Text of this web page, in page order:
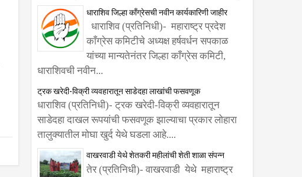
धाराशिव जिल्हा काँग्रेसची नवीन कार्यकारिणी जाहीर
धाराशिव (प्रतिनिधी)- महाराष्ट्र प्रदेश
काँग्रेस कमिटीचे अध्यक्ष हर्षवर्धन सपकाळ
यांच्या मान्यतेनंतर जिल्हा काँग्रेस कमिटी,
धाराशिवची नवीन...
ट्रक खरेदी-विक्री व्यवहारातून साडेदहा लाखांची फसवणूक
धाराशिव (प्रतिनिधी)- ट्रक खरेदी-विक्री व्यवहारातून
साडेदहा दाखल रूपयांची फसवणूक झाल्याचा प्रकार लोहारा
तालुक्यातील मोघा खुर्द येथे घडला आहे....
वाखरवाडी येथे शेतकरी महीलांची शेती शाळा संपन्न
तेर (प्रतिनिधी)- वाखरवाडी येथे महाराष्ट्र